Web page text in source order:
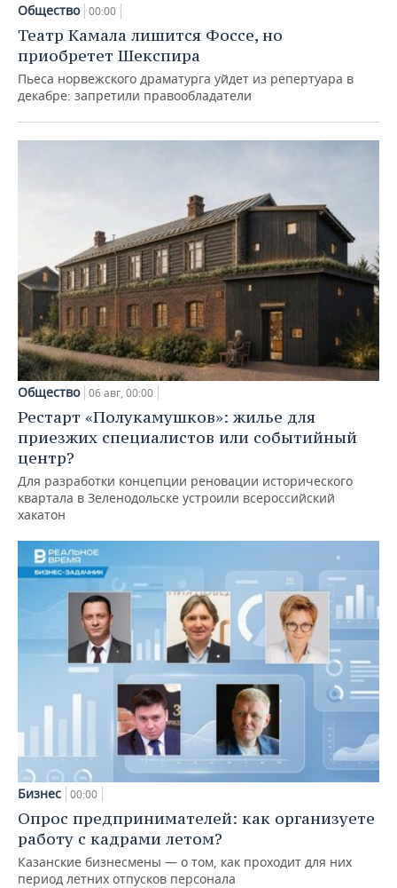
Общество 00:00
Театр Камала лишится Фоссе, но
приобретет Шекспира
Пьеса норвежского драматурга уйдет из репертуара в
декабре: запретили правообладатели
Общество 06 авг, 00:00
Рестарт «Полукамушков»: жилье для
приезжих специалистов или событийный
центр?
Для разработки концепции реновации исторического
квартала в Зеленодольске устроили всероссийский
хакатон
Бизнес 00:00
Опрос предпринимателей: как организуете
работу с кадрами летом?
Казанские бизнесмены — о том, как проходит для них
период летних отпусков персонала